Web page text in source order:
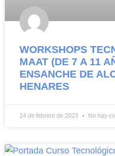
WORKSHOPS
MAAT (DE 7 A 11
ENSANCHE DE
HENARES
24 de febrero de 2023 No hay